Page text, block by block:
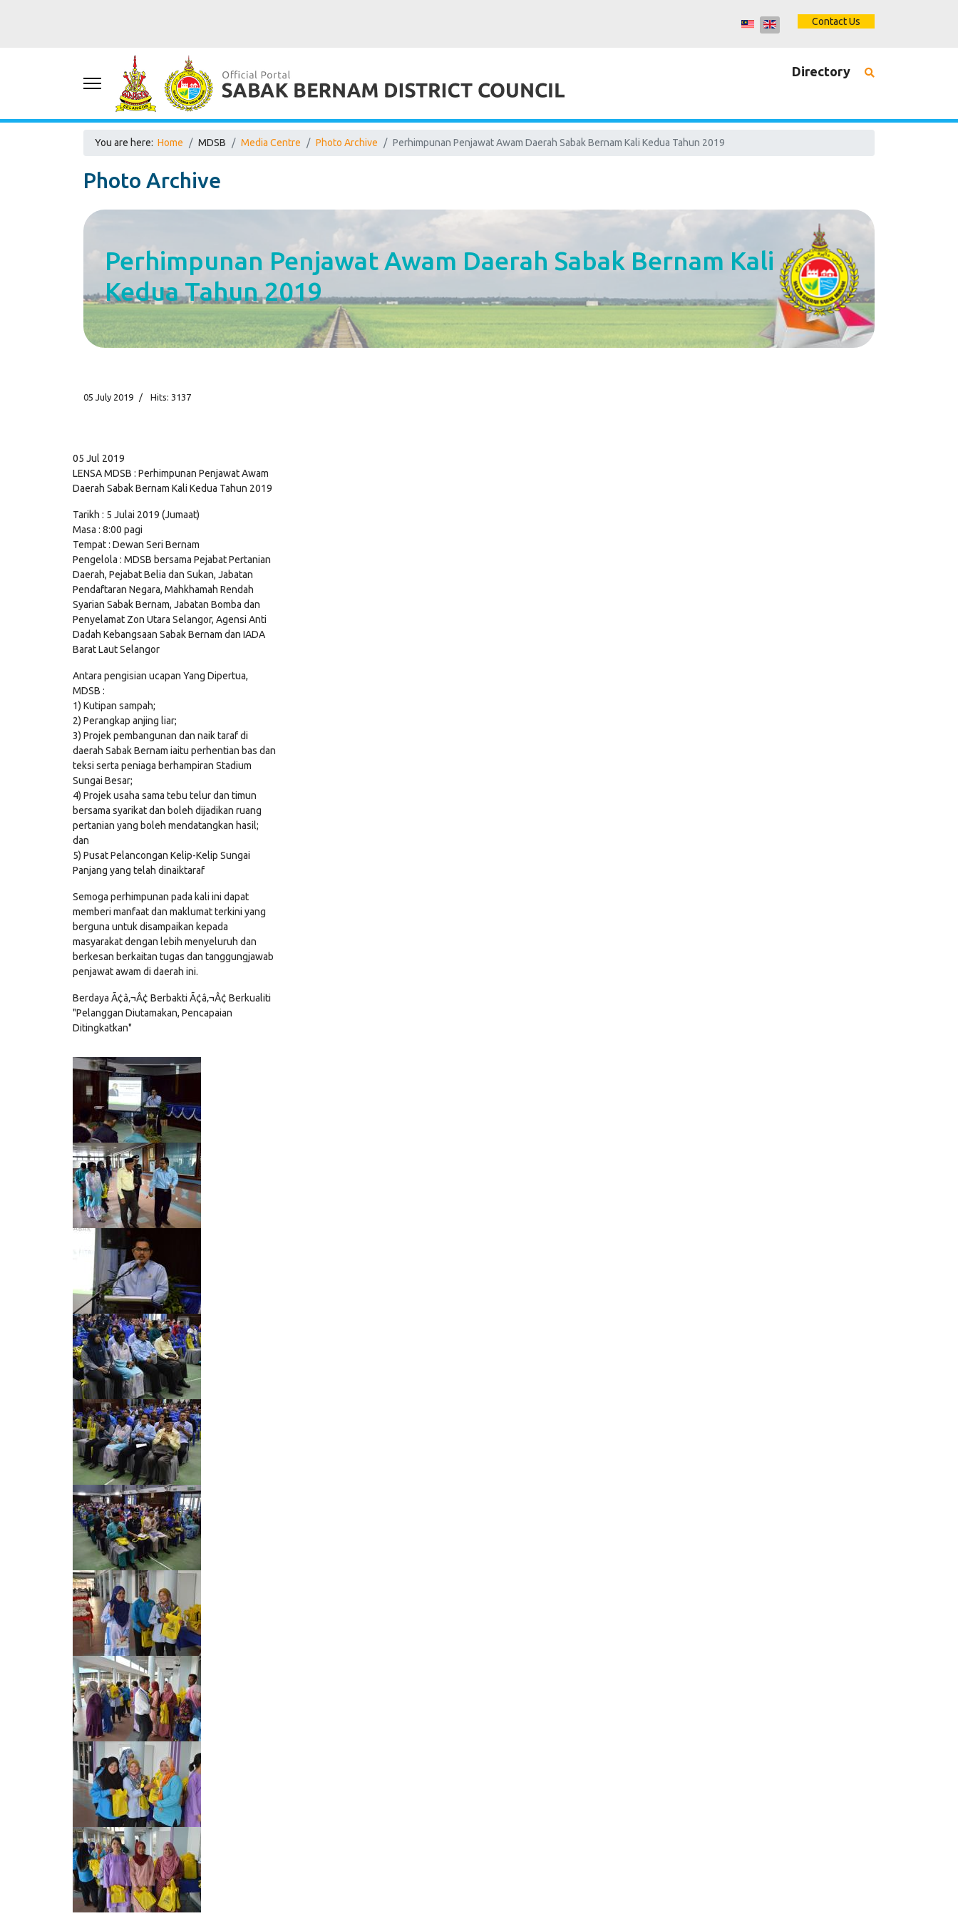
Contact Us
Directory
You are here: Home MDSB Media Centre Photo Archive Perhimpunan Penjawat Awam Daerah Sabak Bernam Kali Kedua Tahun 2019
Photo Archive
Perhimpunan Penjawat Awam Daerah Sabak Bernam Kali
Kedua Tahun 2019
05 July 2019 Hits: 3137
05 Jul 2019
LENSA MDSB : Perhimpunan Penjawat Awam
Daerah Sabak Bernam Kali Kedua Tahun 2019
Tarikh : 5 Julai 2019 (Jumaat)
Masa : 8:00 pagi
Tempat : Dewan Seri Bernam
Pengelola : MDSB bersama Pejabat Pertanian
Daerah, Pejabat Belia dan Sukan, Jabatan
Pendaftaran Negara, Mahkhamah Rendah
Syarian Sabak Bernam, Jabatan Bomba dan
Penyelamat Zon Utara Selangor, Agensi Anti
Dadah Kebangsaan Sabak Bernam dan IADA
Barat Laut Selangor
Antara pengisian ucapan Yang Dipertua,
MDSB :
1) Kutipan sampah;
2) Perangkap anjing liar;
3) Projek pembangunan dan naik taraf di
daerah Sabak Bernam iaitu perhentian bas dan
teksi serta peniaga berhampiran Stadium
Sungai Besar;
4) Projek usaha sama tebu telur dan timun
bersama syarikat dan boleh dijadikan ruang
pertanian yang boleh mendatangkan hasil;
dan
5) Pusat Pelancongan Kelip-Kelip Sungai
Panjang yang telah dinaiktaraf
Semoga perhimpunan pada kali ini dapat
memberi manfaat dan maklumat terkini yang
berguna untuk disampaikan kepada
masyarakat dengan lebih menyeluruh dan
berkesan berkaitan tugas dan tanggungjawab
penjawat awam di daerah ini.
Berdaya Ã¢â‚¬Â¢ Berbakti Ã¢â‚¬Â¢ Berkualiti
"Pelanggan Diutamakan, Pencapaian
Ditingkatkan"